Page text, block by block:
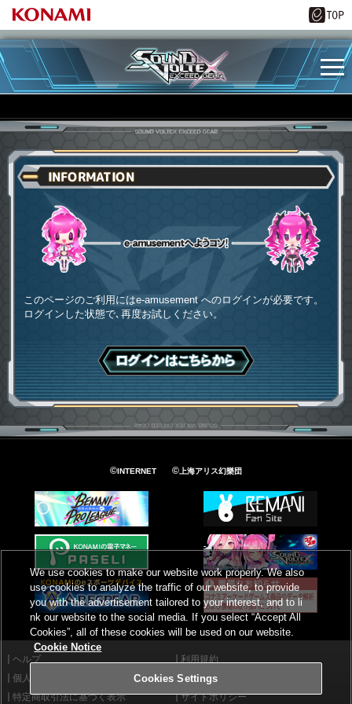
INFORMATION
このページのご利用にはe-amusement へのログインが必要です。
ログインした状態で､再度お試しください。
ログインはこちら
©INTERNET ©上海アリス幻樂団
ヘルプ
利用規約
個人情報等保護方針
外部送信について
特定商取引法に基づく表示
サイトポリシー
We use cookies to make our website work properly. We also
use cookies to analyze the traffic of our website, to provide
you with the advertisement tailored to your interest, and to li
nk our website to the social media. If you select “Accept All
Cookies”, all of these cookies will be used on our website.
Cookie Notice
Cookies Settings